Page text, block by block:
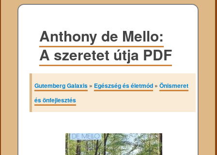
Anthony de Mello:
A szeretet útja PDF
Gutemberg Galaxis » Egészség és életmód »Önismeret
és önfejlesztés